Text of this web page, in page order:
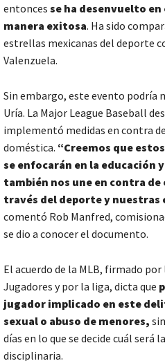
entonces se ha desenvuelto en
manera exitosa. Ha sido
estrellas mexicanas del deporte
Valenzuela.
Sin embargo, este evento podría
Uría. La Major League Baseball
implementó medidas en contra
doméstica. “Creemos que
se enfocarán en la educación
también nos une en contra de
través del deporte y nuestras
comentó Rob Manfred,
se dio a conocer el documento.
El acuerdo de la MLB, firmado por
Jugadores y por la liga, dicta que
jugador implicado en este
sexual o abuso de menores,
días en lo que se decide cuál será
disciplinaria.